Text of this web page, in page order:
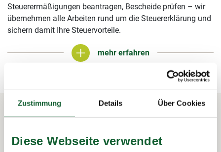
Zustimmung Details Über Cookies
Diese Webseite verwendet
Steuerermäßigungen beantragen, Bescheide prüfen – wir
übernehmen alle Arbeiten rund um die Steuererklärung und
sichern damit Ihre Steuervorteile.
mehr erfahren
mehr erfahren
So funktioniert's: